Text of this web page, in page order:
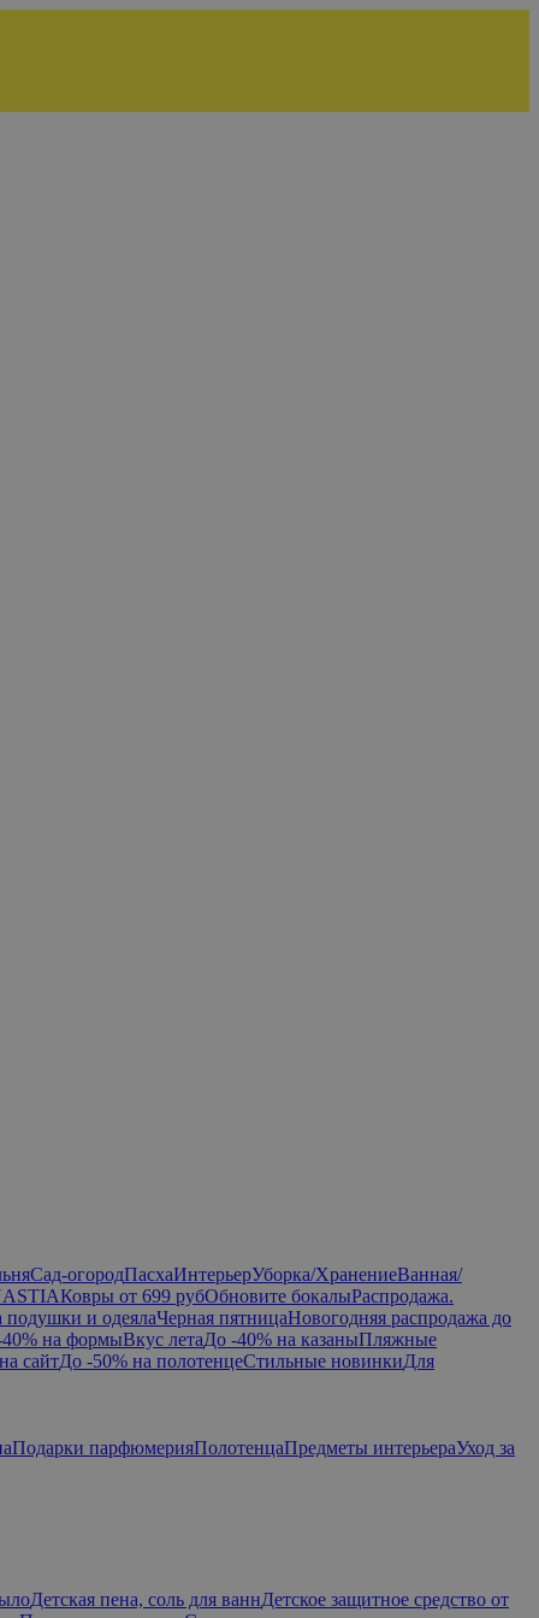
Сад-огородПасхаИнтерьерУборка/ХранениеВанная/
Ковры от 699 рубОбновите бокалыРаспродажа.
подушки и одеялаЧерная пятницаНовогодняя распродажа до
на формыВкус летаДо -40% на казаныПляжные
сайтДо -50% на полотенцеСтильные новинкиДля
Подарки парфюмерияПолотенцаПредметы интерьераУход за
Детская пена, соль для ваннДетское защитное средство от